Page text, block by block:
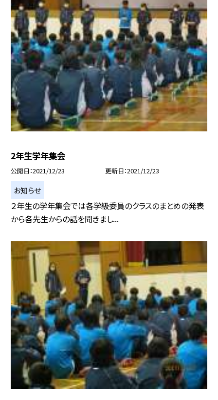
2年生学年集会
公開日 2021/12/23 更新日 2021/12/23
お知らせ
２年生の学年集会では各学級委員のクラスのまとめの発表
から各先生からの話を聞きまし...